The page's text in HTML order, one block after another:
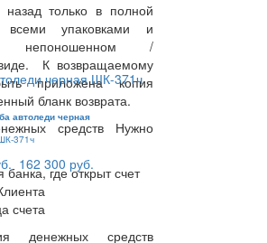
только в полной
всеми упаковками и
непоношенном /
К возвращаемому
приложена копия
бланк возврата.
средств Нужно
где открыт счет
счета
денежных средств
автоледи черная
371ч
162 300 руб.